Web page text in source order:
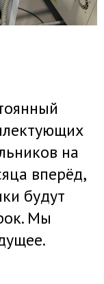
на
вперёд,
будут
Мы